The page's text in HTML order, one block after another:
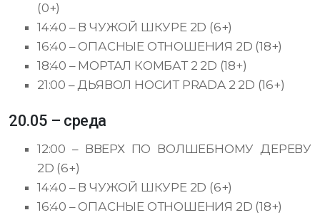
(0+)
14:40 – В ЧУЖОЙ ШКУРЕ 2D (6+)
16:40 – ОПАСНЫЕ ОТНОШЕНИЯ 2D (18+)
18:40 – МОРТАЛ КОМБАТ 2 2D (18+)
21:00 – ДЬЯВОЛ НОСИТ PRADA 2 2D (16+)
20.05 – среда
12:00 – ВВЕРХ ПО ВОЛШЕБНОМУ ДЕРЕВУ
2D (6+)
14:40 – В ЧУЖОЙ ШКУРЕ 2D (6+)
16:40 – ОПАСНЫЕ ОТНОШЕНИЯ 2D (18+)